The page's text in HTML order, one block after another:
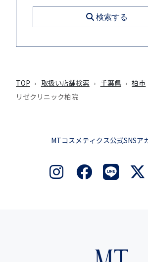
検索する
TOP 取扱い店舗検索 千葉県
柏市
リゼクリニック柏院
MTコスメティクス公式SNSア